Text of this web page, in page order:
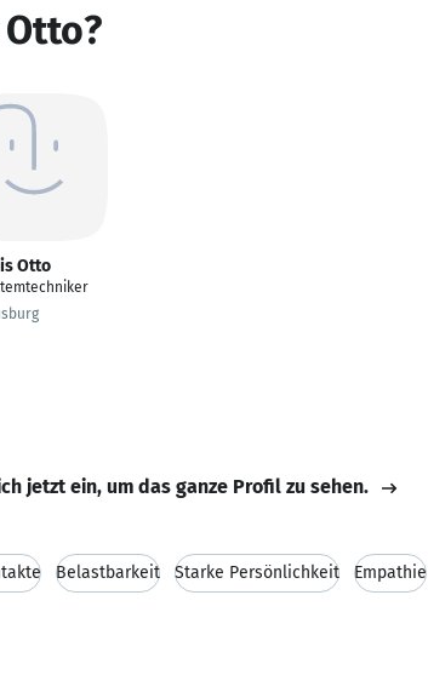
Otto
jetzt ein, um das ganze Profil zu sehen.
Belastbarkeit Starke Persönlichkeit Empathie